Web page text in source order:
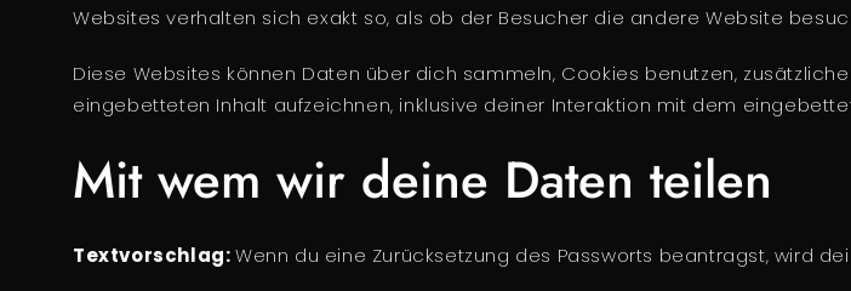
Websites verhalten sich exakt so, als ob der Besucher die andere Website
Diese Websites können Daten über dich sammeln, Cookies benutzen,
eingebetteten Inhalt aufzeichnen, inklusive deiner Interaktion mit dem
Mit wem wir deine Daten teilen
Textvorschlag:Wenn du eine Zurücksetzung des Passworts beantragst, wird